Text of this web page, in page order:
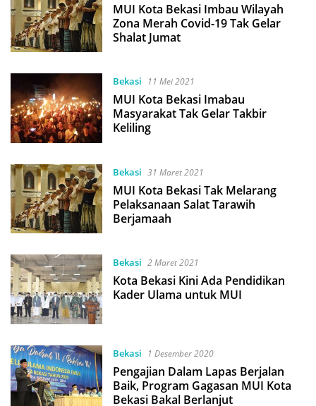
MUI Kota Bekasi Imbau Wilayah
Zona Merah Covid-19 Tak Gelar
Shalat Jumat
Bekasi 11 Mei 2021
MUI Kota Bekasi Imabau
Masyarakat Tak Gelar Takbir
Keliling
Bekasi 31 Maret 2021
MUI Kota Bekasi Tak Melarang
Pelaksanaan Salat Tarawih
Berjamaah
Bekasi 2 Maret 2021
Kota Bekasi Kini Ada Pendidikan
Kader Ulama untuk MUI
Bekasi 1 Desember 2020
Pengajian Dalam Lapas Berjalan
Baik, Program Gagasan MUI Kota
Bekasi Bakal Berlanjut